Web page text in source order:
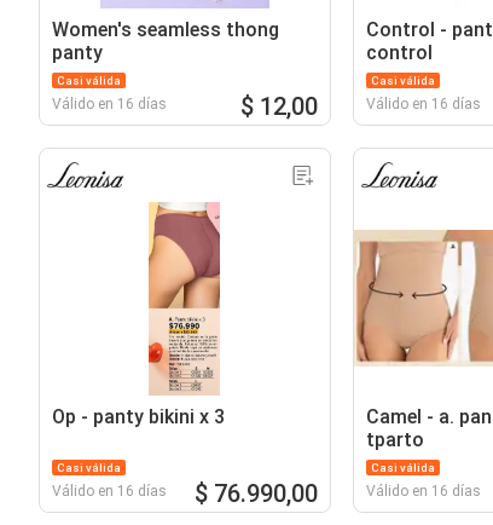
Women's seamless thong
panty
Casi válida
Válido en 16 días $ 12,00
Control -
control
Casi válida
Válido en 16 días
Op - panty bikini x 3
Casi válida
Válido en 16 días $ 76.990,00
Camel - a.
tparto
Casi válida
Válido en 16 días